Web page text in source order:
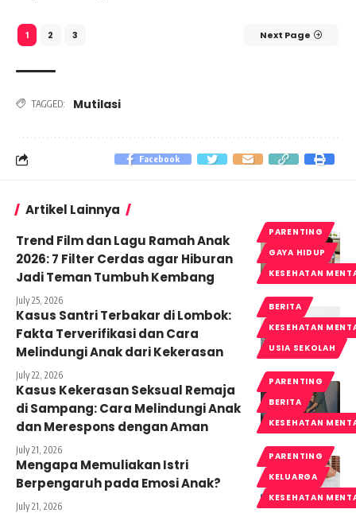
1 2 3 Next Page
TAGGED: Mutilasi
Facebook
Artikel Lainnya
PARENTING
GAYA HIDUP
KESEHATAN
Trend Film dan Lagu Ramah Anak
2026: 7 Filter Cerdas agar Hiburan
Jadi Teman Tumbuh Kembang
July 25, 2026
BERITA
KESEHATAN
USIA SEKOLAH
Kasus Santri Terbakar di Lombok:
Fakta Terverifikasi dan Cara
Melindungi Anak dari Kekerasan
July 22, 2026
PARENTING
BERITA
KESEHATAN
Kasus Kekerasan Seksual Remaja
di Sampang: Cara Melindungi Anak
dan Merespons dengan Aman
July 21, 2026
PARENTING
KELUARGA
KESEHATAN
Mengapa Memuliakan Istri
Berpengaruh pada Emosi Anak?
July 21, 2026